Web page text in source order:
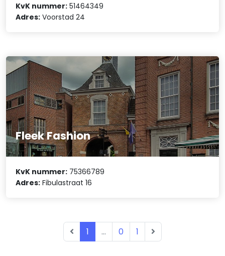
KvK nummer: 51464349
Adres: Voorstad 24
Fleek Fashion
KvK nummer: 75366789
Adres: Fibulastraat 16
1 ... 0 1